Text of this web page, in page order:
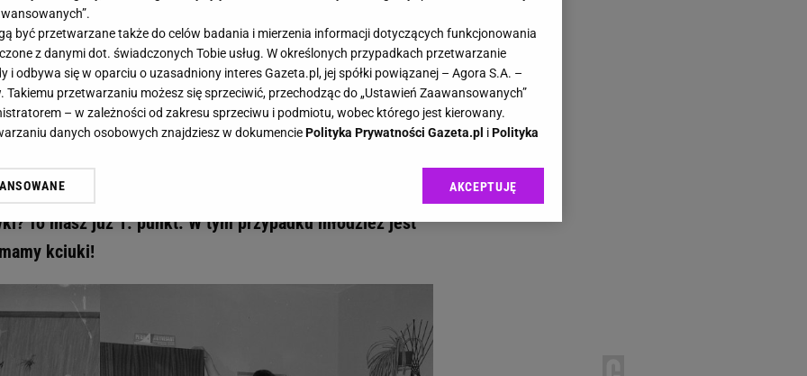
w PRL-u. W 7. pytaniu odpada większość z was. Młodzież jest bez szans! - Gazeta.pl
w PRL-u. W 7. pytaniu
Młodzież jest bez szans!
quiz wiedzy o tamtych latach. Prawda czy fałsz?
To masz już 1. punkt. W tym przypadku młodzież jest
kciuki!
być przetwarzane także do celów badania i mierzenia informacji dotyczących funkcjonowania
z danymi dot. świadczonych Tobie usług. W określonych przypadkach przetwarzanie
i odbywa się w oparciu o uzasadniony interes Gazeta.pl, jej spółki powiązanej – Agora S.A. –
Takiemu przetwarzaniu możesz się sprzeciwić, przechodząc do „Ustawień Zaawansowanych”
– w zależności od zakresu sprzeciwu i podmiotu, wobec którego jest kierowany.
danych osobowych znajdziesz w dokumenciePolityka Prywatności Gazeta.pl iPolityka
też zgodę na zainstalowanie i przechowywanie plików cookie Gazeta.pl sp. z o.o., jej
narzędzie do zarządzania twoimi preferencjami dot. przetwarzania danych poprzez
” w stopce serwisu i przechodząc do „Ustawień Zaawansowanych”. Zmiana ustawień
i Agora S.A. możemy przetwarzać dane osobowe w następujących celach:
geolokalizacyjnych. Aktywne skanowanie charakterystyki urządzenia do celów identyfikacji.
na urządzeniu lub dostęp do nich. Spersonalizowane reklamy i treści, pomiar reklam i treści,
usług.
Lista Zaufanych Partnerów
AKCEPTUJĘ